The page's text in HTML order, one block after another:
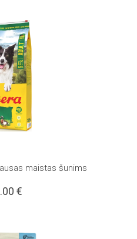
maistas šunims
€